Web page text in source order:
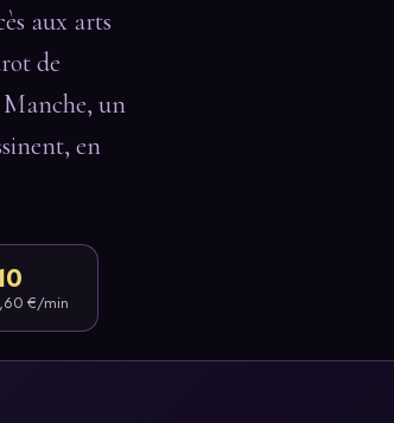
aux arts
de
un
en
€/min